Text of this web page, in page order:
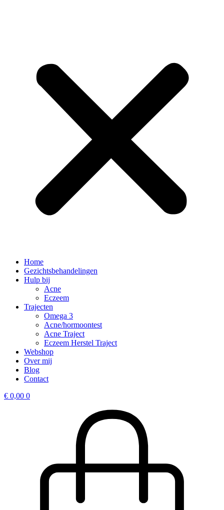
Home
Gezichtsbehandelingen
Hulp bij
Acne
Eczeem
Trajecten
Omega 3
Acne/hormoontest
Acne Traject
Eczeem Herstel Traject
Webshop
Over mij
Blog
Contact
€ 0,00 0